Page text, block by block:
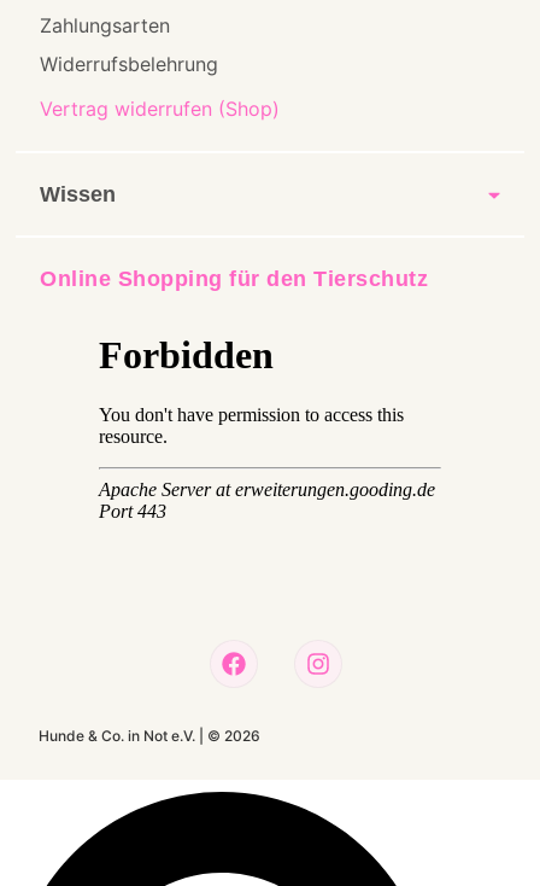
Vertrag widerrufen (Shop)
Zahlungsarten
Widerrufsbelehrung
Wissen
Online Shopping für den Tierschutz
Hunde & Co. in Not e.V. | ©2026